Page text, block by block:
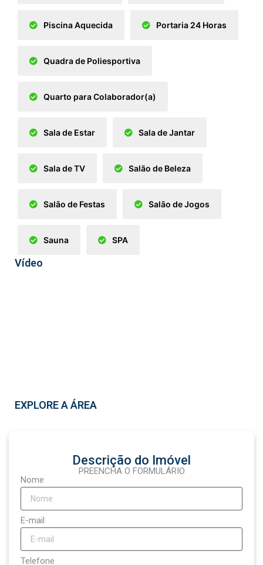
Piscina Aquecida Portaria 24 Horas
Quadra de Poliesportiva
Quarto para Colaborador(a)
Sala de Estar Sala de Jantar
Sala de TV Salão de Beleza
Salão de Festas Salão de Jogos
Sauna SPA
Vídeo
EXPLORE A ÁREA
Descrição do Imóvel
PREENCHA O FORMULÁRIO
Nome
E-mail
Telefone